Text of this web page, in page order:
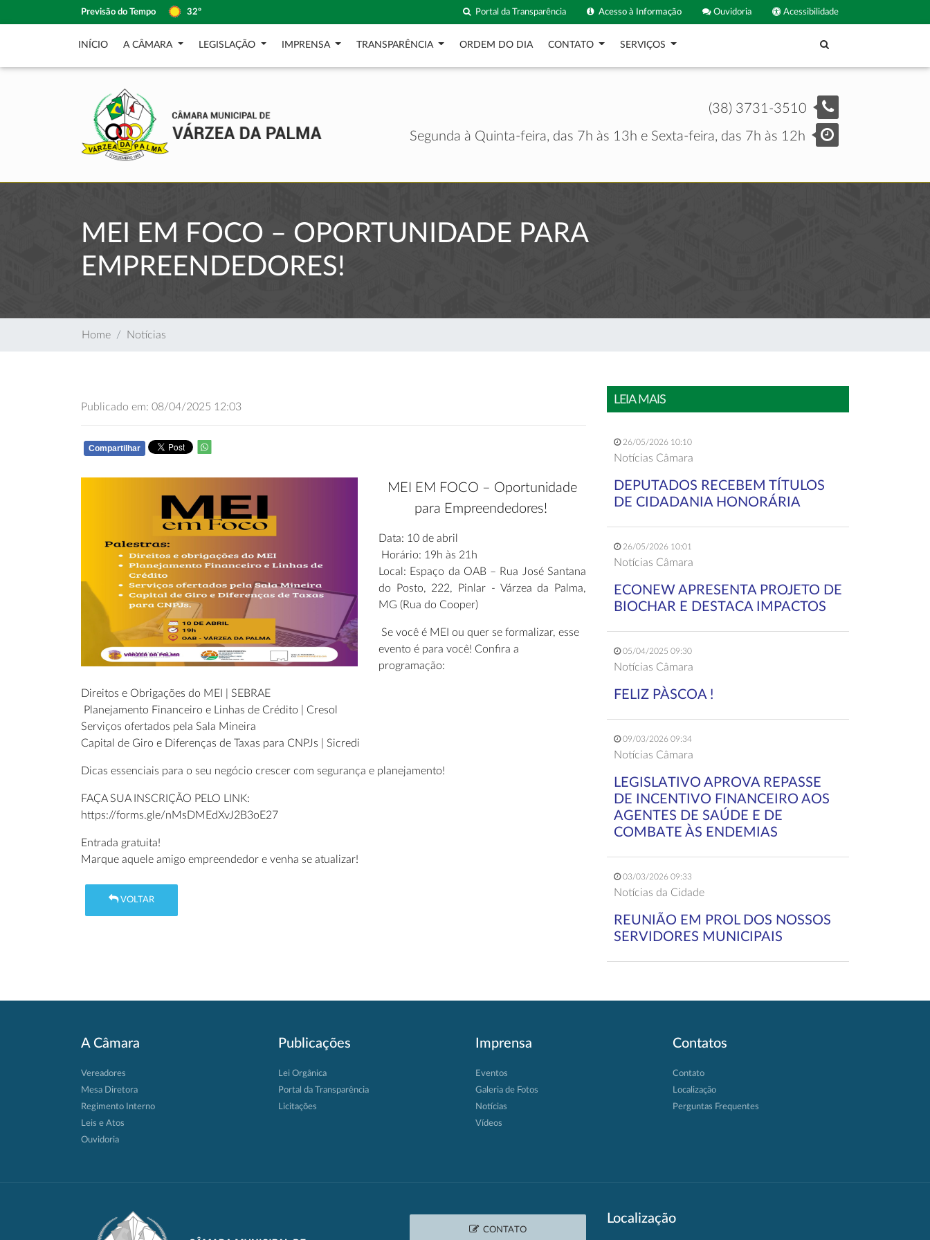
Previsão do Tempo 32º Acessibilidade
Ouvidoria
Acesso à Informação
Portal da Transparência
INÍCIO A CÂMARA LEGISLAÇÃO IMPRENSA TRANSPARÊNCIA ORDEM DO DIA CONTATO SERVIÇOS
(38) 3731-3510
Segunda à Quinta-feira, das 7h às 13h e Sexta-feira, das 7h às 12h
MEI EM FOCO – OPORTUNIDADE PARA
EMPREENDEDORES!
Home Notícias
Publicado em: 08/04/2025 12:03
Compartilhar
MEI EM FOCO – Oportunidade
para Empreendedores!
Data: 10 de abril
Horário: 19h às 21h
Local: Espaço da OAB – Rua José Santana
do Posto, 222, Pinlar - Várzea da Palma,
MG (Rua do Cooper)
Se você é MEI ou quer se formalizar, esse
evento é para você! Confira a
programação:
Direitos e Obrigações do MEI | SEBRAE
Planejamento Financeiro e Linhas de Crédito | Cresol
Serviços ofertados pela Sala Mineira
Capital de Giro e Diferenças de Taxas para CNPJs | Sicredi
Dicas essenciais para o seu negócio crescer com segurança e planejamento!
FAÇA SUA INSCRIÇÃO PELO LINK:
https://forms.gle/nMsDMEdXvJ2B3oE27
Entrada gratuita!
Marque aquele amigo empreendedor e venha se atualizar!
VOLTAR
LEIA MAIS
26/05/2026 10:10
Notícias Câmara
DEPUTADOS RECEBEM TÍTULOS
DE CIDADANIA HONORÁRIA
26/05/2026 10:01
Notícias Câmara
ECONEW APRESENTA PROJETO DE
BIOCHAR E DESTACA IMPACTOS
05/04/2025 09:30
Notícias Câmara
FELIZ PÀSCOA !
09/03/2026 09:34
Notícias Câmara
LEGISLATIVO APROVA REPASSE
DE INCENTIVO FINANCEIRO AOS
AGENTES DE SAÚDE E DE
COMBATE ÀS ENDEMIAS
03/03/2026 09:33
Notícias da Cidade
REUNIÃO EM PROL DOS NOSSOS
SERVIDORES MUNICIPAIS
A Câmara
Vereadores
Mesa Diretora
Regimento Interno
Leis e Atos
Ouvidoria
Publicações
Lei Orgânica
Portal da Transparência
Licitações
Imprensa
Eventos
Galeria de Fotos
Notícias
Vídeos
Contatos
Contato
Localização
Perguntas Frequentes
CONTATO
Localização